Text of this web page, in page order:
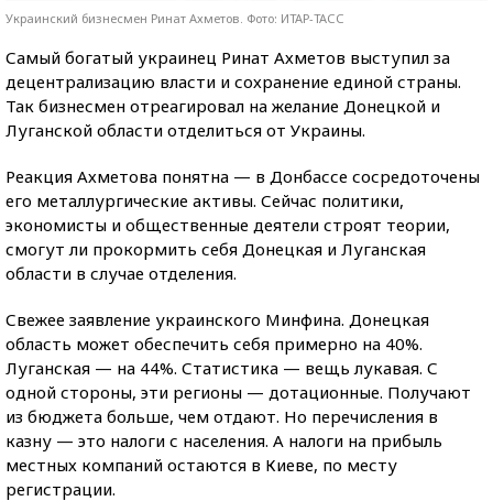
Украинский бизнесмен Ринат Ахметов. Фото: ИТАР-ТАСС
Самый богатый украинец Ринат Ахметов выступил за
децентрализацию власти и сохранение единой страны.
Так бизнесмен отреагировал на желание Донецкой и
Луганской области отделиться от Украины.
Реакция Ахметова понятна — в Донбассе сосредоточены
его металлургические активы. Сейчас политики,
экономисты и общественные деятели строят теории,
смогут ли прокормить себя Донецкая и Луганская
области в случае отделения.
Свежее заявление украинского Минфина. Донецкая
область может обеспечить себя примерно на 40%.
Луганская — на 44%. Статистика — вещь лукавая. С
одной стороны, эти регионы — дотационные. Получают
из бюджета больше, чем отдают. Но перечисления в
казну — это налоги с населения. А налоги на прибыль
местных компаний остаются в Киеве, по месту
регистрации.